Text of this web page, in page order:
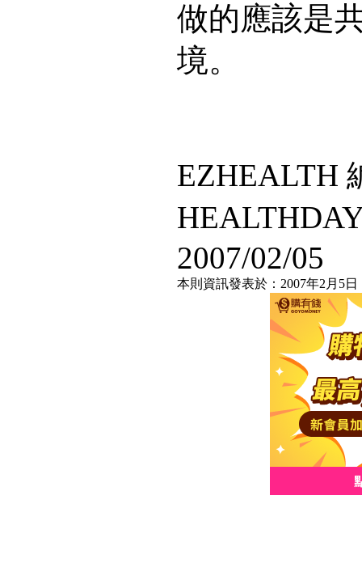
做的應該是
境。
EZHEALTH
2007/02/05
本則資訊發表於：2007年2月5日